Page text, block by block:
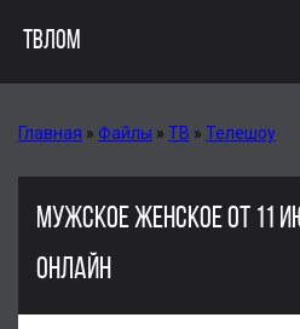
ТВЛОМ
Главная » Файлы » ТВ » Телешоу
МУЖСКОЕ ЖЕНСКОЕ ОТ 11
ОНЛАЙН